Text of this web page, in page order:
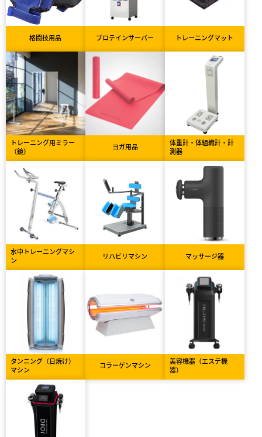
格闘技用品 プロテインサーバー トレーニングマット
トレーニング用ミラー
（鏡）
ヨガ用品
体重計・体組織計・計
測器
水中トレーニングマシ
ン
リハビリマシン マッサージ器
タンニング（日焼け）
マシン
コラーゲンマシン
美容機器（エステ機
器）